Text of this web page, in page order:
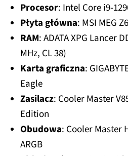
Procesor: Intel Core i9-
Płyta główna: MSI MEG
RAM: ADATA XPG Lancer
MHz, CL 38)
Karta graficzna:
Eagle
Zasilacz: Cooler Master
Edition
Obudowa: Cooler Master
ARGB